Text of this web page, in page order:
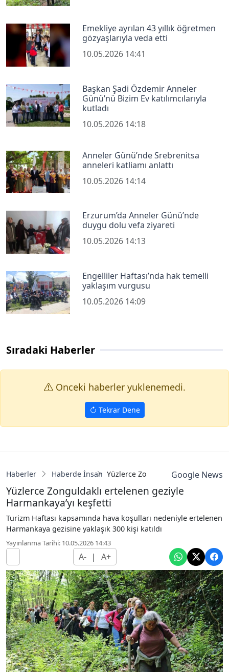
Emekliye ayrılan 43 yıllık öğretmen
gözyaşlarıyla veda etti
10.05.2026 14:41
Başkan Şadi Özdemir Anneler
Günü’nü Bizim Ev katılımcılarıyla
kutladı
10.05.2026 14:18
Anneler Günü’nde Srebrenitsa
anneleri katliamı anlattı
10.05.2026 14:14
Erzurum’da Anneler Günü’nde
duygu dolu vefa ziyareti
10.05.2026 14:13
Engelliler Haftası’nda hak temelli
yaklaşım vurgusu
10.05.2026 14:09
Sıradaki Haberler
Onceki haberler yuklenemedi.
Tekrar Dene
Haberler Haberde İnsan Yüzlerce Zonguldaklı ertelenen
Google News
Yüzlerce Zonguldaklı ertelenen geziyle
Harmankaya’yı keşfetti
Turizm Haftası kapsamında hava koşulları nedeniyle ertelenen
Harmankaya gezisine yaklaşık 300 kişi katıldı
Yayınlanma Tarihi: 10.05.2026 14:43
A- | A+